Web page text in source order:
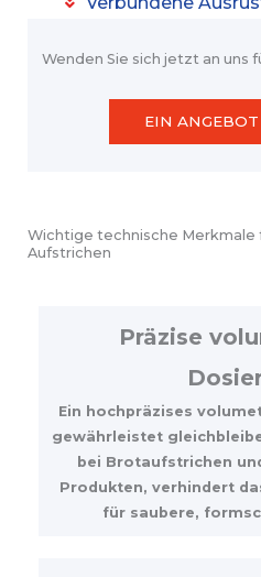
Wenden Sie sich jetzt an uns
EIN
Wichtige technische Merkmale
Aufstrichen
Präzise
Ein hochpräzises
gewährleistet
bei Brotaufstrichen
Produkten, verhindert
für saubere,